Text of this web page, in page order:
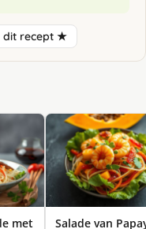
dit recept ★
met
Salade van